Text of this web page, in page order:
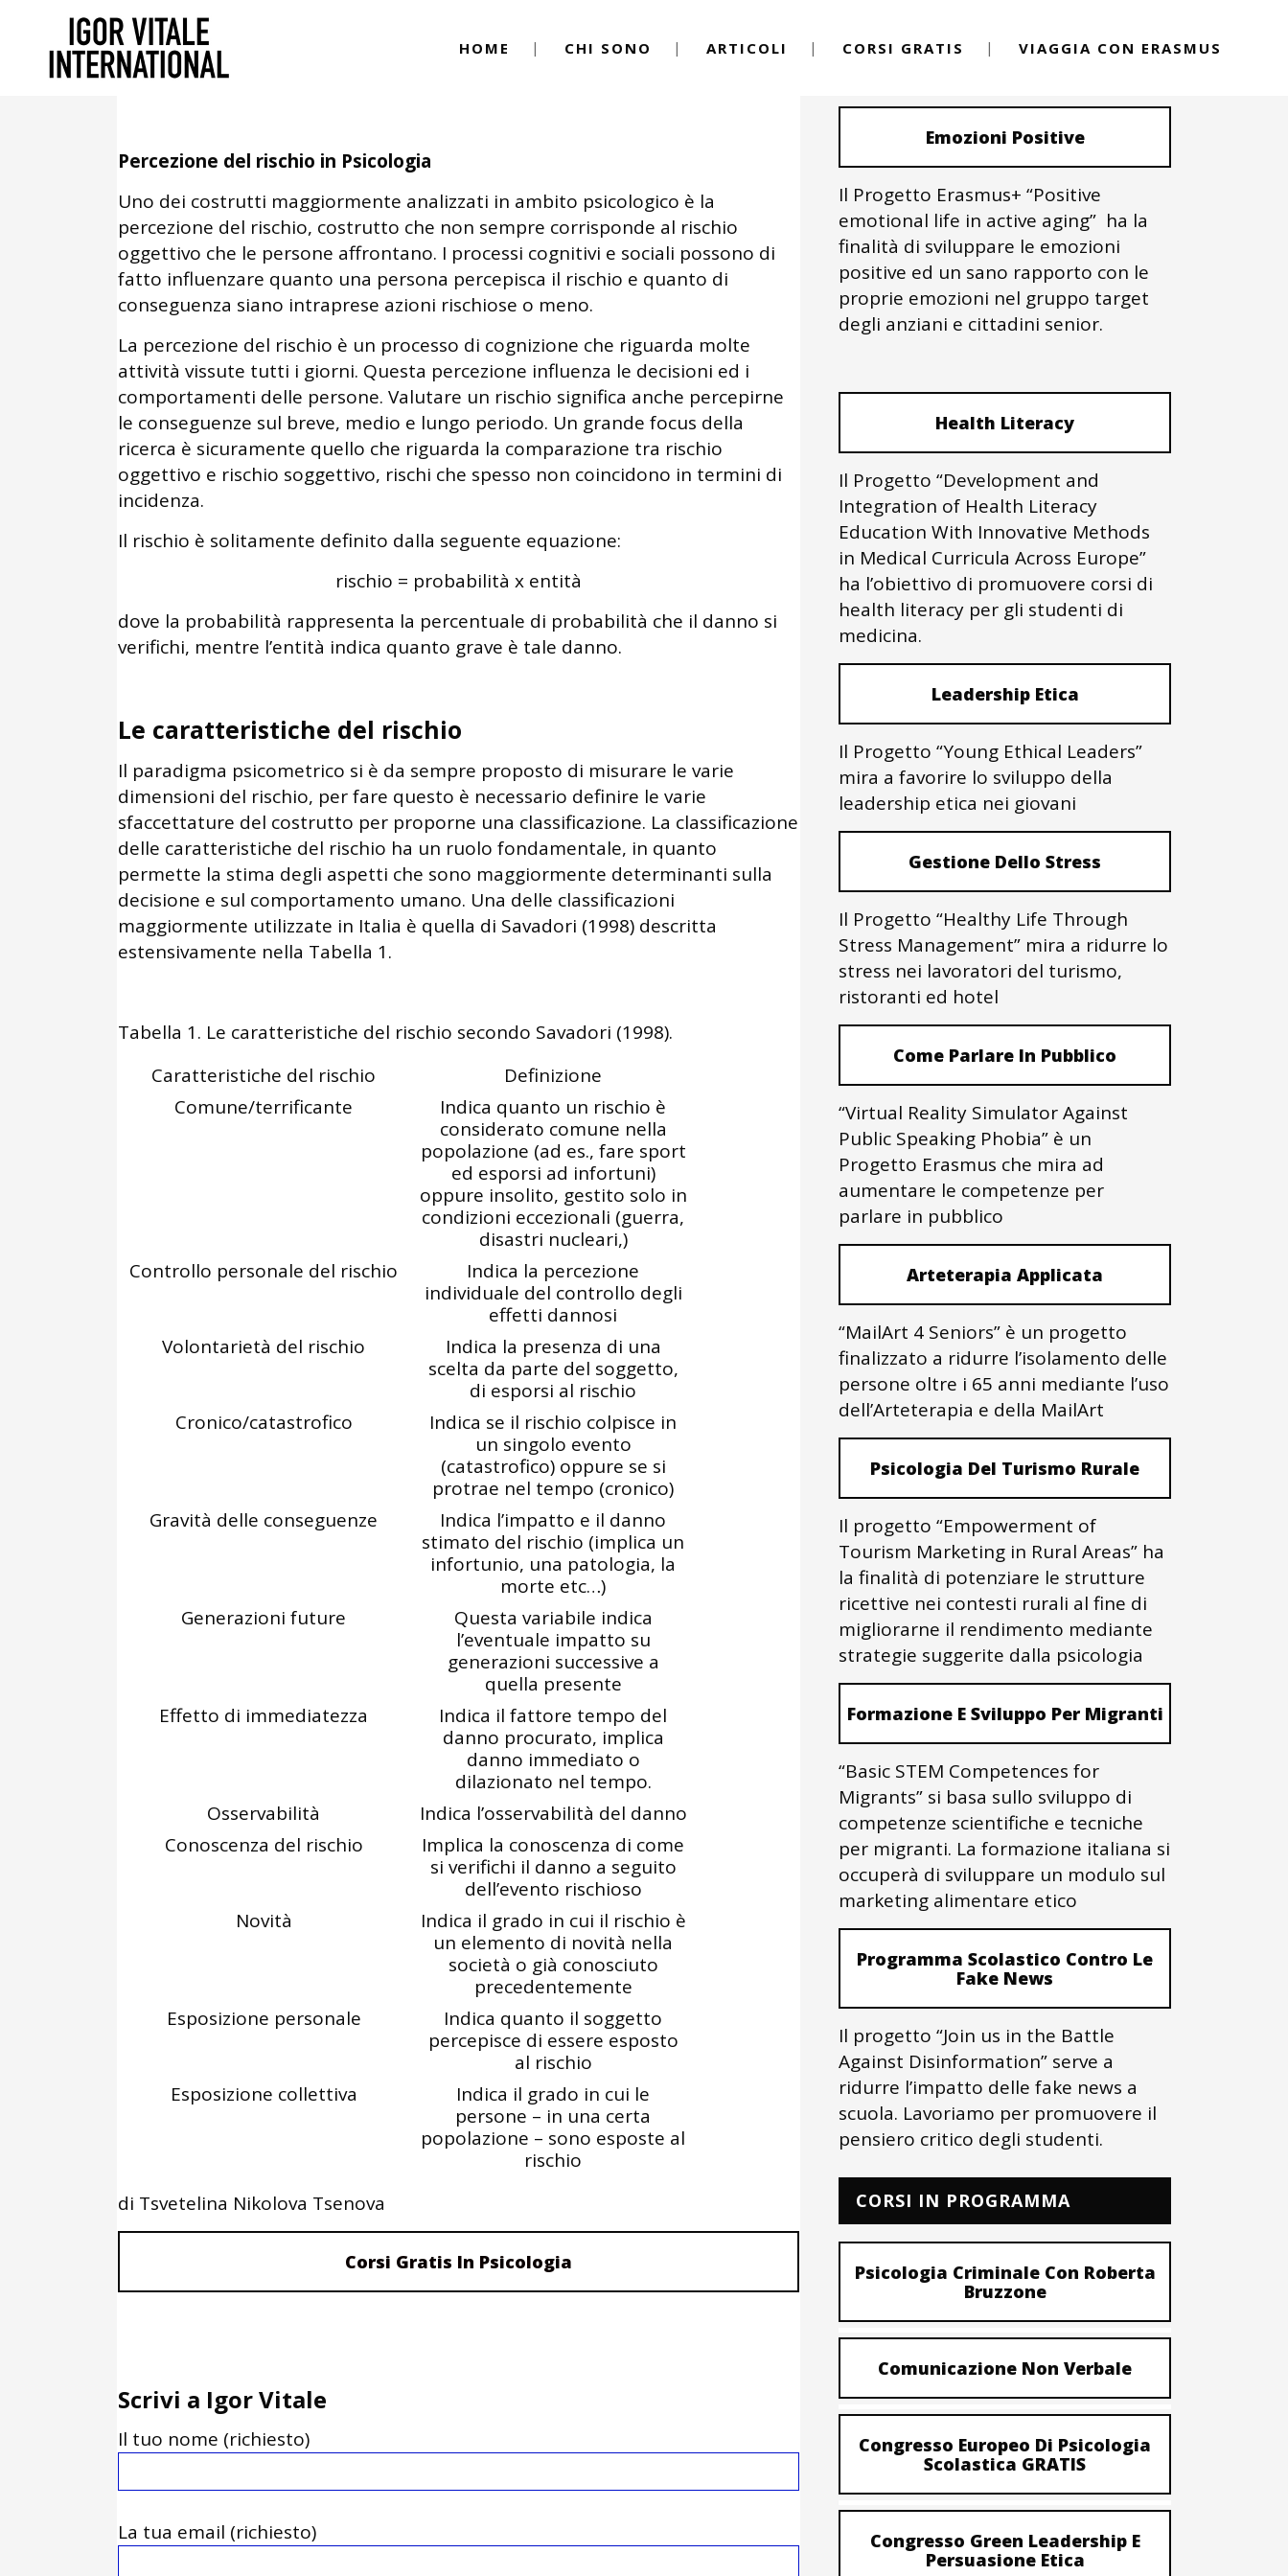
HOME CHI SONO ARTICOLI CORSI GRATIS VIAGGIA CON ERASMUS
Agosto 21, 2016 By Igor Vitale
Psicologia del Rischio
Percezione del rischio in Psicologia
Uno dei costrutti maggiormente analizzati in ambito psicologico è la
percezione del rischio, costrutto che non sempre corrisponde al rischio
oggettivo che le persone affrontano. I processi cognitivi e sociali possono di
fatto influenzare quanto una persona percepisca il rischio e quanto di
conseguenza siano intraprese azioni rischiose o meno.
La percezione del rischio è un processo di cognizione che riguarda molte
attività vissute tutti i giorni. Questa percezione influenza le decisioni ed i
comportamenti delle persone. Valutare un rischio significa anche percepirne
le conseguenze sul breve, medio e lungo periodo. Un grande focus della
ricerca è sicuramente quello che riguarda la comparazione tra rischio
oggettivo e rischio soggettivo, rischi che spesso non coincidono in termini di
incidenza.
Il rischio è solitamente definito dalla seguente equazione:
rischio = probabilità x entità
dove la probabilità rappresenta la percentuale di probabilità che il danno si
verifichi, mentre l’entità indica quanto grave è tale danno.
Le caratteristiche del rischio
Il paradigma psicometrico si è da sempre proposto di misurare le varie
dimensioni del rischio, per fare questo è necessario definire le varie
sfaccettature del costrutto per proporne una classificazione. La classificazione
delle caratteristiche del rischio ha un ruolo fondamentale, in quanto
permette la stima degli aspetti che sono maggiormente determinanti sulla
decisione e sul comportamento umano. Una delle classificazioni
maggiormente utilizzate in Italia è quella di Savadori (1998) descritta
estensivamente nella Tabella 1.
Tabella 1. Le caratteristiche del rischio secondo Savadori (1998).
Caratteristiche del rischio
Definizione
Comune/terrificante
Indica quanto un rischio è
considerato comune nella
popolazione (ad es., fare sport
ed esporsi ad infortuni)
oppure insolito, gestito solo in
condizioni eccezionali (guerra,
disastri nucleari,)
Controllo personale del rischio
Indica la percezione
individuale del controllo degli
effetti dannosi
Volontarietà del rischio
Indica la presenza di una
scelta da parte del soggetto,
di esporsi al rischio
Cronico/catastrofico
Indica se il rischio colpisce in
un singolo evento
(catastrofico) oppure se si
protrae nel tempo (cronico)
Gravità delle conseguenze
Indica l’impatto e il danno
stimato del rischio (implica un
infortunio, una patologia, la
morte etc…)
Generazioni future
Questa variabile indica
l’eventuale impatto su
generazioni successive a
quella presente
Effetto di immediatezza
Indica il fattore tempo del
danno procurato, implica
danno immediato o
dilazionato nel tempo.
Osservabilità
Indica l’osservabilità del danno
Conoscenza del rischio
Implica la conoscenza di come
si verifichi il danno a seguito
dell’evento rischioso
Novità
Indica il grado in cui il rischio è
un elemento di novità nella
società o già conosciuto
precedentemente
Esposizione personale
Indica quanto il soggetto
percepisce di essere esposto
al rischio
Esposizione collettiva
Indica il grado in cui le
persone – in una certa
popolazione – sono esposte al
rischio
di Tsvetelina Nikolova Tsenova
Corsi Gratis In Psicologia
Scrivi a Igor Vitale
Il tuo nome (richiesto)
La tua email (richiesto)
Emozioni Positive
Il Progetto Erasmus+ “Positive
emotional life in active aging” ha la
finalità di sviluppare le emozioni
positive ed un sano rapporto con le
proprie emozioni nel gruppo target
degli anziani e cittadini senior.
Health Literacy
Il Progetto “Development and
Integration of Health Literacy
Education With Innovative Methods
in Medical Curricula Across Europe”
ha l’obiettivo di promuovere corsi di
health literacy per gli studenti di
medicina.
Leadership Etica
Il Progetto “Young Ethical Leaders”
mira a favorire lo sviluppo della
leadership etica nei giovani
Gestione Dello Stress
Il Progetto “Healthy Life Through
Stress Management” mira a ridurre lo
stress nei lavoratori del turismo,
ristoranti ed hotel
Come Parlare In Pubblico
“Virtual Reality Simulator Against
Public Speaking Phobia” è un
Progetto Erasmus che mira ad
aumentare le competenze per
parlare in pubblico
Arteterapia Applicata
“MailArt 4 Seniors” è un progetto
finalizzato a ridurre l’isolamento delle
persone oltre i 65 anni mediante l’uso
dell’Arteterapia e della MailArt
Psicologia Del Turismo Rurale
Il progetto “Empowerment of
Tourism Marketing in Rural Areas” ha
la finalità di potenziare le strutture
ricettive nei contesti rurali al fine di
migliorarne il rendimento mediante
strategie suggerite dalla psicologia
Formazione E Sviluppo Per Migranti
“Basic STEM Competences for
Migrants” si basa sullo sviluppo di
competenze scientifiche e tecniche
per migranti. La formazione italiana si
occuperà di sviluppare un modulo sul
marketing alimentare etico
Programma Scolastico Contro Le
Fake News
Il progetto “Join us in the Battle
Against Disinformation” serve a
ridurre l’impatto delle fake news a
scuola. Lavoriamo per promuovere il
pensiero critico degli studenti.
CORSI IN PROGRAMMA
Psicologia Criminale Con Roberta
Bruzzone
Comunicazione Non Verbale
Congresso Europeo Di Psicologia
Scolastica GRATIS
Congresso Green Leadership E
Persuasione Etica